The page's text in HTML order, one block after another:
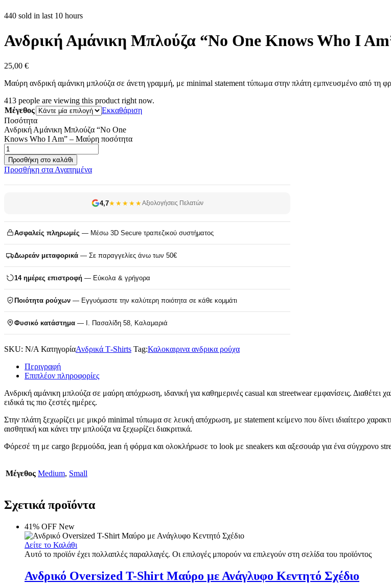
440 sold in last 10 hours
Ανδρική Αμάνικη Μπλούζα “No One Knows Who I
25,00 €
Μαύρη ανδρική αμάνικη μπλούζα σε άνετη γραμμή, με minimal statement τύπωμα στην πλάτη εμπνευσμένο από τη
413 people are viewing this product right now.
Μέγεθος
Εκκαθάριση
Ποσότητα
Ανδρική Αμάνικη Μπλούζα “No One
Knows Who I Am” – Μαύρη ποσότητα
Προσθήκη στο καλάθι
Προσθήκη στα Αγαπημένα
4,7★★★★★Αξιολογήσεις Πελατών
Ασφαλείς πληρωμές — Μέσω 3D Secure τραπεζικού συστήματος
Δωρεάν μεταφορικά — Σε παραγγελίες άνω των 50€
14 ημέρες επιστροφή — Εύκολα & γρήγορα
Ποιότητα ρούχων — Εγγυόμαστε την καλύτερη ποιότητα σε κάθε κομμάτι
Φυσικό κατάστημα — Ι. Πασαλίδη 58, Καλαμαριά
SKU: N/A ΚατηγορίαΑνδρικά T‑Shirts Tag:Καλοκαιρινα ανδρικα ρούχα
Περιγραφή
Επιπλέον πληροφορίες
Ανδρική αμάνικη μπλούζα σε μαύρη απόχρωση, ιδανική για καθημερινές casual και streetwear εμφανίσεις.
ειδικά τις πιο ζεστές ημέρες.
Στην πλάτη ξεχωρίζει με μικρό minimal τύπωμα σε λευκή απόχρωση, με statement κείμενο που δίνει ιδιαίτερο
αισθητική και κάνει την μπλούζα να ξεχωρίζει διακριτικά.
Φόρεσέ τη με cargo βερμούδα, jean ή φόρμα και ολοκλήρωσε το look με sneakers και αξεσουάρ για ένα σύγχρονο
Μέγεθος Medium, Small
Σχετικά προϊόντα
41% OFF New
Δείτε το Καλάθι
Αυτό το προϊόν έχει πολλαπλές παραλλαγές. Οι επιλογές μπορούν να επιλεγούν στη σελίδα του προϊόντος
Ανδρικό Oversized T-Shirt Μαύρο με Ανάγλυφο Κεντητό Σχέδιο